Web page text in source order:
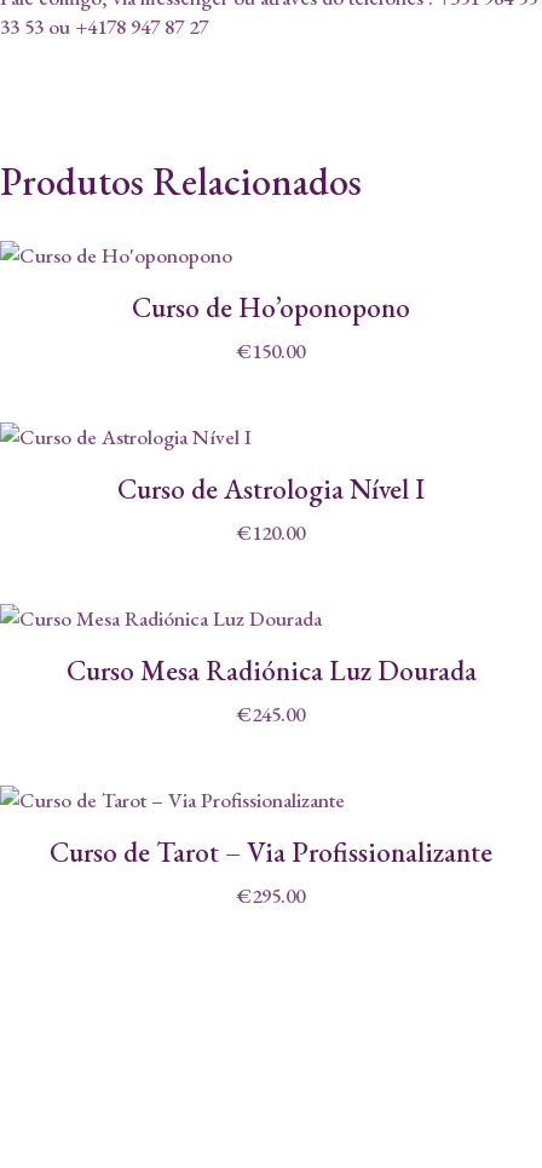
33 53 ou +4178 947 87 27
Produtos Relacionados
Curso de Ho’oponopono
€150.00
Curso de Astrologia Nível I
€120.00
Curso Mesa Radiónica Luz Dourada
€245.00
Curso de Tarot – Via Profissionalizante
€295.00